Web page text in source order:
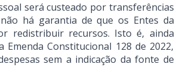
será custeado por transferências
há garantia de que os Entes da
redistribuir recursos. Isto é, ainda
Constitucional 128 de 2022,
sem a indicação da fonte de